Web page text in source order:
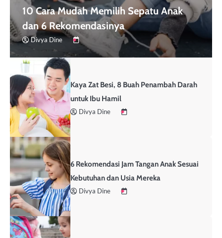
10 Cara Mudah Memilih Sepatu Anak
dan 6 Rekomendasinya
Divya Dine
Kaya Zat Besi, 8 Buah Penambah Darah
untuk Ibu Hamil
Divya Dine
6 Rekomendasi Jam Tangan Anak Sesuai
Kebutuhan dan Usia Mereka
Divya Dine